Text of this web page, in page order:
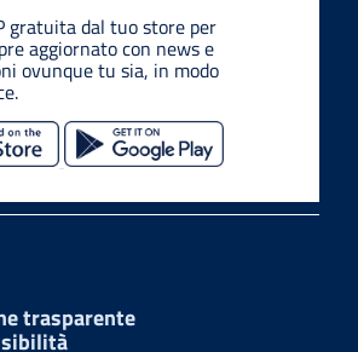
gratuita dal tuo store per
aggiornato con news e
ovunque tu sia, in modo
trasparente